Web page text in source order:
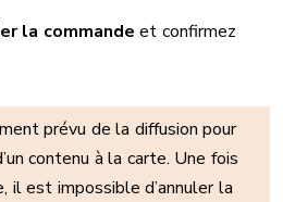
la commande et confirmez
prévu de la diffusion pour
contenu à la carte. Une fois
il est impossible d’annuler la